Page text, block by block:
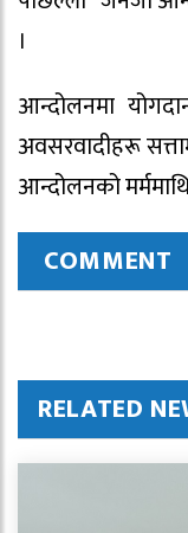
।
आन्दोलनमा
अवसरवादीहरू
आन्दोलनको
COMMENT
RELATED